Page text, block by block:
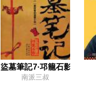
四、「梅花會」來訪
一、死而復生的「田二嫂」
四、五壩頭全身而退
盜墓筆記7·邛籠石影
南派三叔